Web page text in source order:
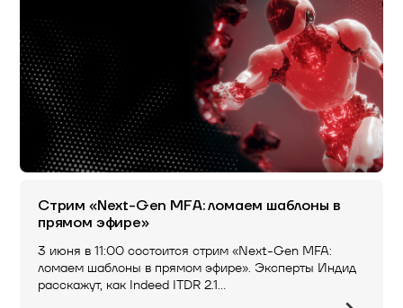
Стрим «Next-Gen MFA: ломаем шаблоны в
прямом эфире»
3 июня в 11:00 состоится стрим «Next-Gen MFA:
ломаем шаблоны в прямом эфире». Эксперты Индид
расскажут, как Indeed ITDR 2.1…